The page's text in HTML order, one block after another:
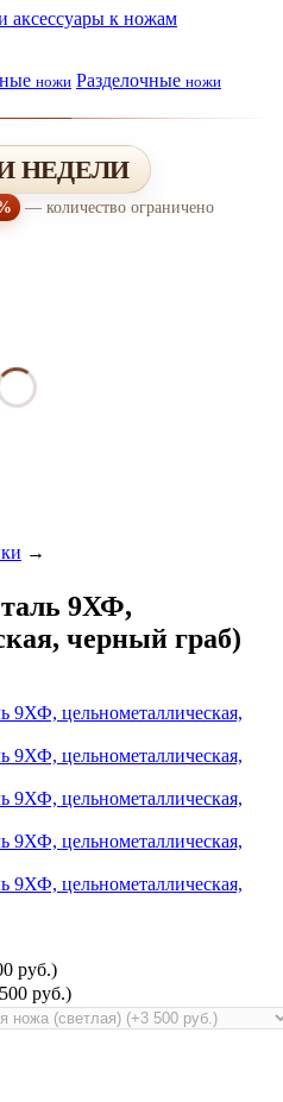
аксессуары к ножам
ножи Разделочные ножи
НЕДЕЛИ
— количество ограничено
→
9ХФ,
черный граб)
руб.)
руб.)